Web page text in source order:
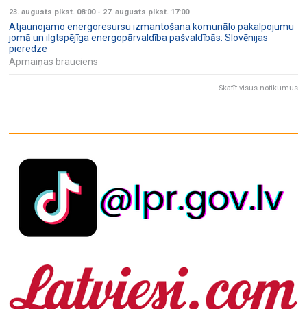
23. augusts plkst. 08:00- 27. augusts plkst. 17:00
Atjaunojamo energoresursu izmantošana komunālo pakalpojumu
jomā un ilgtspējīga energopārvaldība pašvaldībās: Slovēnijas
pieredze
Apmaiņas brauciens
Skatīt visus notikumus